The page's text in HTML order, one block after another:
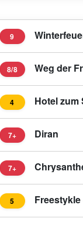
9
8/8 Weg der
4 Hotel zum
7+ Diran
7+
5